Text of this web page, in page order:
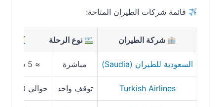
قائمة شركات الطيران المتاحة:
شركة الطيران نوع الرحلة مدة الرحلة
السعودية للطيران (Saudia) مباشرة
Turkish Airlines توقف واحد حوالي 10–12 ساعة أو أكثر